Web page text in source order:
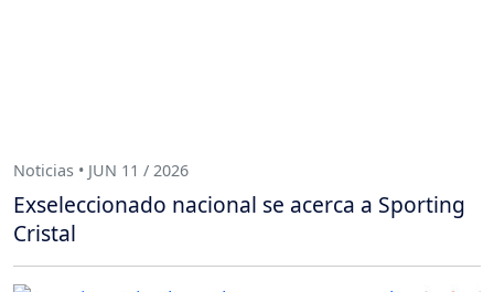
Noticias • JUN 11 / 2026
Exseleccionado nacional se acerca a Sporting
Cristal